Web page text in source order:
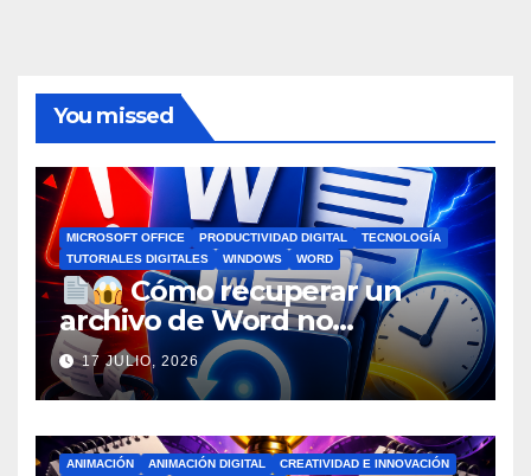
You missed
MICROSOFT OFFICE PRODUCTIVIDAD DIGITAL
TECNOLOGÍA
TUTORIALES DIGITALES
WINDOWS WORD
Cómo recuperar un
archivo de Word no
guardado antes de entrar en
pánico
17 JULIO, 2026
ANIMACIÓN ANIMACIÓN DIGITAL
CREATIVIDAD E INNOVACIÓN